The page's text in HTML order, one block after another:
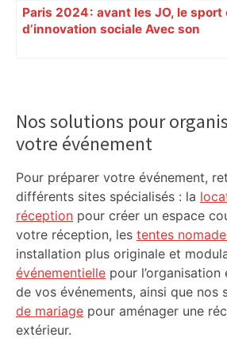
Paris 2024 : avant les JO, le sport
d’innovation sociale Avec son
Exemple à Toulouse et à Tarbes,
l’escalade qui espère dépasser le
d’indifférence des quartiers
Sidebar
Nos solutions pour
votre événement
Pour préparer votre événement,
différents sites spécialisés : la
réception pour créer un espace
votre réception, les tentes
installation plus originale et
événementielle pour
de vos événements, ainsi que nos
de mariage pour aménager une
extérieur.